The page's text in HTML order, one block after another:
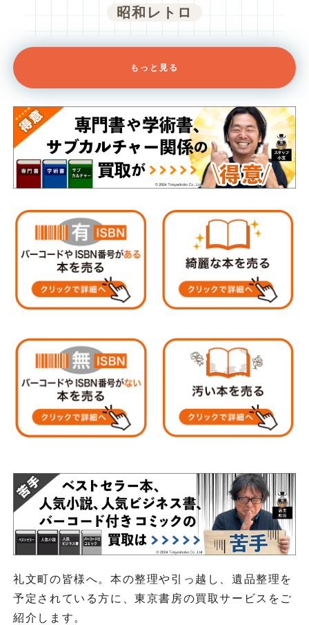
昭和レトロ
もっと見る
礼文町の皆様へ。本の整理や引っ越し、遺品整理を
予定されている方に、東京書房の買取サービスをご
紹介します。